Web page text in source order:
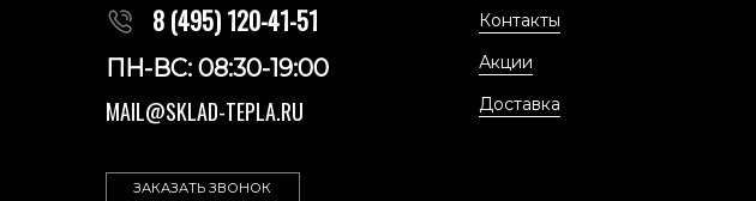
8 (495) 120-41-51
ПН-ВС: 08:30-19:00
MAIL@SKLAD-TEPLA.RU
ЗАКАЗАТЬ ЗВОНОК
Контакты
Акции
Доставка